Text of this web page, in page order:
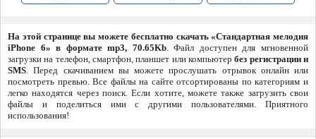
На этой странице вы можете бесплатно скачать «Стандартная мелодия
iPhone 6» в формате mp3, 70.65Kb. Файл доступен для мгновенной
загрузки на телефон, смартфон, планшет или компьютербез регистрации и
SMS. Перед скачиванием вы можете прослушать отрывок онлайн или
посмотреть превью. Все файлы на сайте отсортированы по категориям и
легко находятся через поиск. Если хотите, можете также загрузить свои
файлы и поделиться ими с другими пользователями. Приятного
использования!